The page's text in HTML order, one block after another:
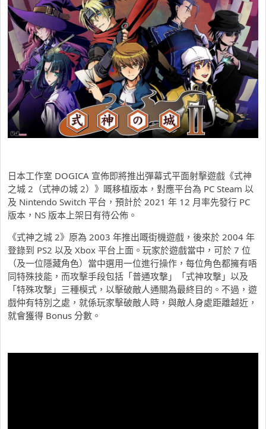
日本工作室 DOGICA 宣佈即將推出彈幕式平面射擊遊戲《式神
之城 2（式神の城 2）》嘅移植版本，對應平台為 PC Steam 以
及 Nintendo Switch 平台，預計於 2021 年 12 月率先發行 PC
版本，NS 版本上架日有待公佈。
《式神之城 2》原為 2003 年推出嘅街機遊戲，後來於 2004 年
登錄到 PS2 以及 Xbox 平台上面。玩家於遊戲當中，可於 7 位
（及一位隱藏角色）當中選用一位進行操作，每位角色都擁有唔
同特殊技能，而攻擊手段包括「普通攻撃」「式神攻撃」以及
「特殊攻撃」三種模式，以擊破敵人通關為最終目的。不過，遊
戲仲有特別之處，就係玩家擊破敵人時，與敵人身處距離越近，
就會獲得 Bonus 分數。